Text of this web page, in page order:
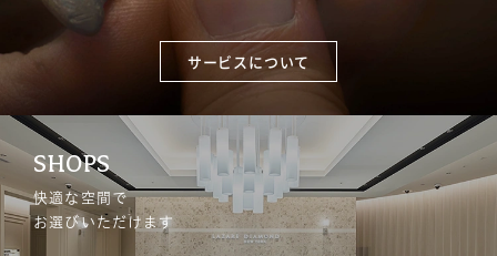
サービスについて
SHOPS
快適な空間で
お選びいただけます